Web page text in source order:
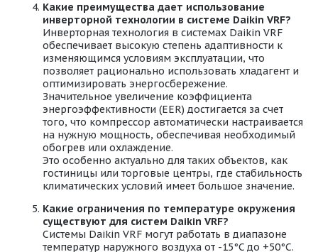
Какие преимущества дает использование
инверторной технологии в системе Daikin VRF?
Инверторная технология в системах Daikin VRF
обеспечивает высокую степень адаптивности к
изменяющимся условиям эксплуатации, что
позволяет рационально использовать хладагент и
оптимизировать энергосбережение.
Значительное увеличение коэффициента
энергоэффективности (EER) достигается за счет
того, что компрессор автоматически настраивается
на нужную мощность, обеспечивая необходимый
обогрев или охлаждение.
Это особенно актуально для таких объектов, как
гостиницы или торговые центры, где стабильность
климатических условий имеет большое значение.
Какие ограничения по температуре окружения
существуют для систем Daikin VRF?
Системы Daikin VRF могут работать в диапазоне
температур наружного воздуха от -15°C до +50°C.